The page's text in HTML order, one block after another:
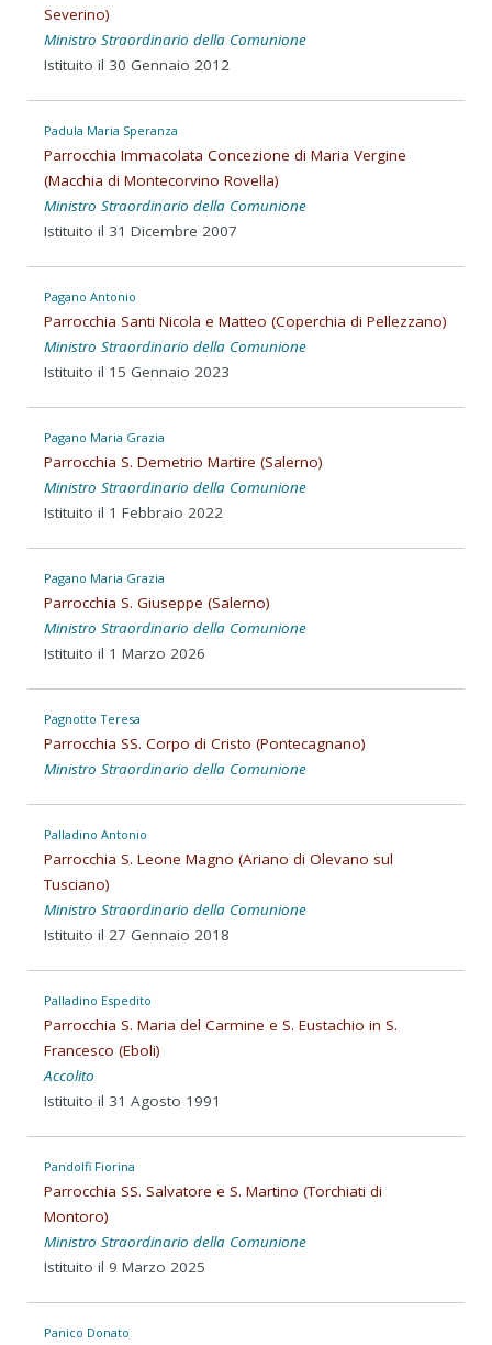
Severino)
Ministro Straordinario della Comunione
Istituito il 30 Gennaio 2012
Padula Maria Speranza
Parrocchia Immacolata Concezione di Maria Vergine
(Macchia di Montecorvino Rovella)
Ministro Straordinario della Comunione
Istituito il 31 Dicembre 2007
Pagano Antonio
Parrocchia Santi Nicola e Matteo (Coperchia di Pellezzano)
Ministro Straordinario della Comunione
Istituito il 15 Gennaio 2023
Pagano Maria Grazia
Parrocchia S. Demetrio Martire (Salerno)
Ministro Straordinario della Comunione
Istituito il 1 Febbraio 2022
Pagano Maria Grazia
Parrocchia S. Giuseppe (Salerno)
Ministro Straordinario della Comunione
Istituito il 1 Marzo 2026
Pagnotto Teresa
Parrocchia SS. Corpo di Cristo (Pontecagnano)
Ministro Straordinario della Comunione
Palladino Antonio
Parrocchia S. Leone Magno (Ariano di Olevano sul
Tusciano)
Ministro Straordinario della Comunione
Istituito il 27 Gennaio 2018
Palladino Espedito
Parrocchia S. Maria del Carmine e S. Eustachio in S.
Francesco (Eboli)
Accolito
Istituito il 31 Agosto 1991
Pandolfi Fiorina
Parrocchia SS. Salvatore e S. Martino (Torchiati di
Montoro)
Ministro Straordinario della Comunione
Istituito il 9 Marzo 2025
Panico Donato